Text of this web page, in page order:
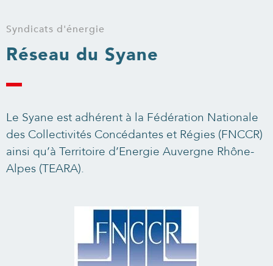
Syndicats d'énergie
Réseau du Syane
Le Syane est adhérent à la Fédération Nationale
des Collectivités Concédantes et Régies (FNCCR)
ainsi qu’à Territoire d’Energie Auvergne Rhône-
Alpes (TEARA).